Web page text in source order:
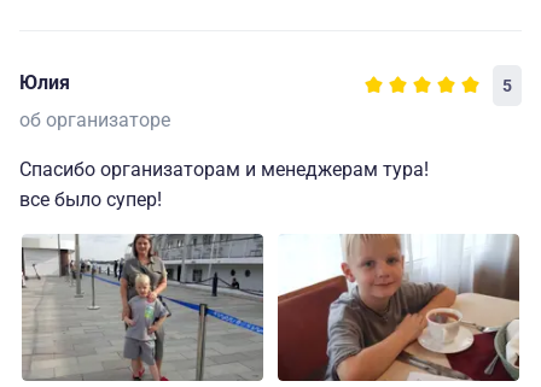
Юлия 5
об организаторе
Спасибо организаторам и менеджерам тура!
все было супер!